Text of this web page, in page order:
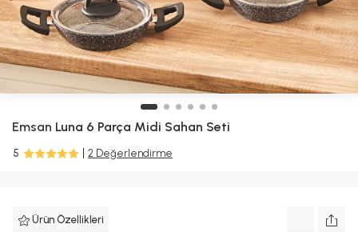
Emsan Luna 6 Parça Midi Sahan Seti
5 2 Değerlendirme
Ürün Özellikleri